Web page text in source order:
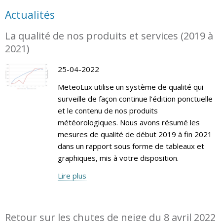
Actualités
La qualité de nos produits et services (2019 à
2021)
25-04-2022
MeteoLux utilise un système de qualité qui
surveille de façon continue l’édition ponctuelle
et le contenu de nos produits
météorologiques. Nous avons résumé les
mesures de qualité de début 2019 à fin 2021
dans un rapport sous forme de tableaux et
graphiques, mis à votre disposition.
Lire plus
Retour sur les chutes de neige du 8 avril 2022